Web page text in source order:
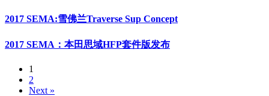
2017 SEMA:雪佛兰Traverse Sup Concept
2017 SEMA：本田思域HFP套件版发布
1
2
Next »